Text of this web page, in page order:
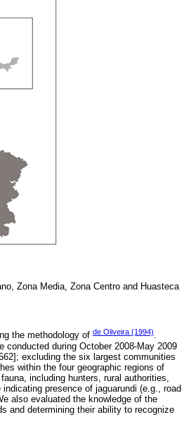
Zona Media, Zona Centro and Huasteca
the methodology of de Oliveira (1994).
conducted during October 2008-May 2009
excluding the six largest communities
within the four geographic regions of
including hunters, rural authorities,
presence of jaguarundi (e.g., road
also evaluated the knowledge of the
and determining their ability to recognize